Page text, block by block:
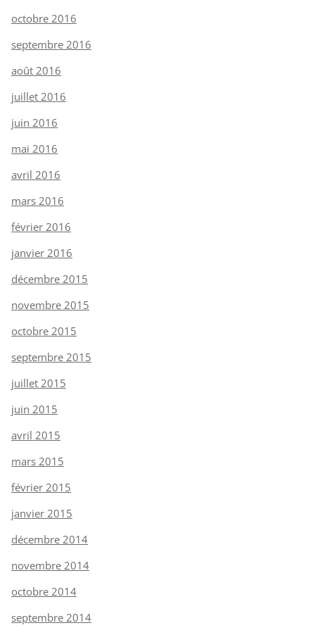
octobre 2016
septembre 2016
août 2016
juillet 2016
juin 2016
mai 2016
avril 2016
mars 2016
février 2016
janvier 2016
décembre 2015
novembre 2015
octobre 2015
septembre 2015
juillet 2015
juin 2015
avril 2015
mars 2015
février 2015
janvier 2015
décembre 2014
novembre 2014
octobre 2014
septembre 2014